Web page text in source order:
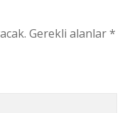
Gerekli alanlar*